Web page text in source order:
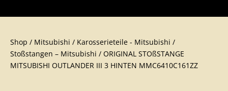
Shop / Mitsubishi / Karosserieteile - Mitsubishi /
Stoßstangen – Mitsubishi / ORIGINAL STOßSTANGE
MITSUBISHI OUTLANDER III 3 HINTEN MMC6410C161ZZ